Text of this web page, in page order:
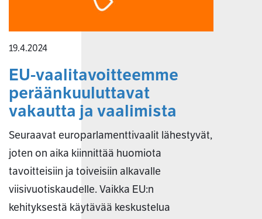
19.4.2024
EU-vaalitavoitteemme
peräänkuuluttavat
vakautta ja vaalimista
Seuraavat europarlamenttivaalit lähestyvät,
joten on aika kiinnittää huomiota
tavoitteisiin ja toiveisiin alkavalle
viisivuotiskaudelle. Vaikka EU:n
kehityksestä käytävää keskustelua